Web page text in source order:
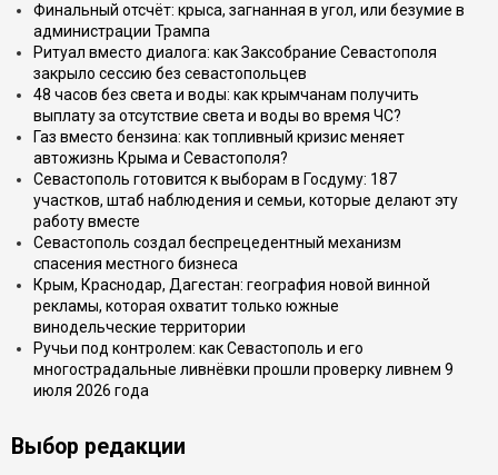
Финальный отсчёт: крыса, загнанная в угол, или безумие в
администрации Трампа
Ритуал вместо диалога: как Заксобрание Севастополя
закрыло сессию без севастопольцев
48 часов без света и воды: как крымчанам получить
выплату за отсутствие света и воды во время ЧС?
Газ вместо бензина: как топливный кризис меняет
автожизнь Крыма и Севастополя?
Севастополь готовится к выборам в Госдуму: 187
участков, штаб наблюдения и семьи, которые делают эту
работу вместе
Севастополь создал беспрецедентный механизм
спасения местного бизнеса
Крым, Краснодар, Дагестан: география новой винной
рекламы, которая охватит только южные
винодельческие территории
Ручьи под контролем: как Севастополь и его
многострадальные ливнёвки прошли проверку ливнем 9
июля 2026 года
Выбор редакции